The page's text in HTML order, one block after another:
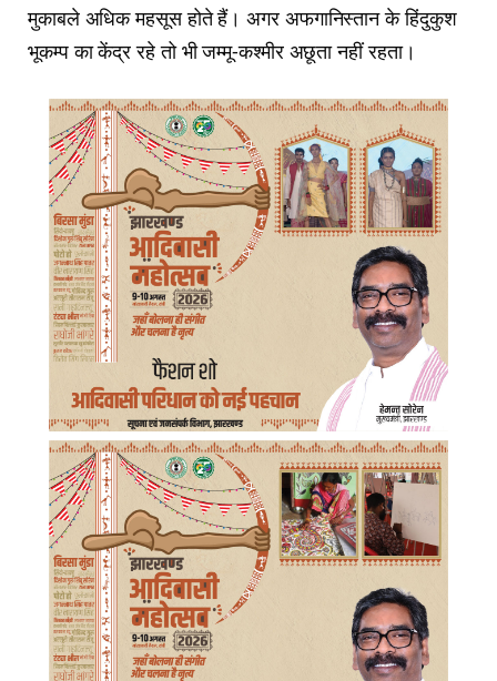
मुकाबले अधिक महसूस होते हैं। अगर अफगानिस्तान के हिंदुकुश
भूकम्प का केंद्र रहे तो भी जम्मू-कश्मीर अछूता नहीं रहता।